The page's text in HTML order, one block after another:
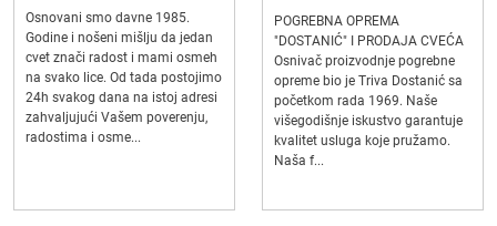
Osnovani smo davne 1985.
Godine i nošeni mišlju da jedan
cvet znači radost i mami osmeh
na svako lice. Od tada postojimo
24h svakog dana na istoj adresi
zahvaljujući Vašem poverenju,
radostima i osme...
POGREBNA OPREMA
"DOSTANIĆ" I PRODAJA CVEĆA
Osnivač proizvodnje pogrebne
opreme bio je Triva Dostanić sa
početkom rada 1969. Naše
višegodišnje iskustvo garantuje
kvalitet usluga koje pružamo.
Naša f...